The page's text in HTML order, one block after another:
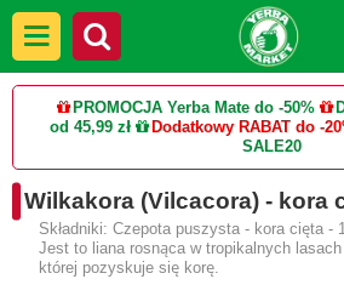
PROMOCJA Yerba Mate do -50%
od 45,99 zł
Dodatkowy RABAT do -
SALE20
Wilkakora (Vilcacora) - kora
Składniki: Czepota puszysta - kora cięta -
Jest to liana rosnąca w tropikalnych lasach
której pozyskuje się korę.